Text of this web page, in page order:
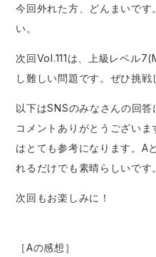
今回外れた方、どんまいです
い。
次回Vol.111は、上級レベル
し難しい問題です。ぜひ挑戦
以下はSNSのみなさんの回
コメントありがとうござい
はとても参考になります。A
れるだけでも素晴らしいです。
次回もお楽しみに！
［Aの感想］